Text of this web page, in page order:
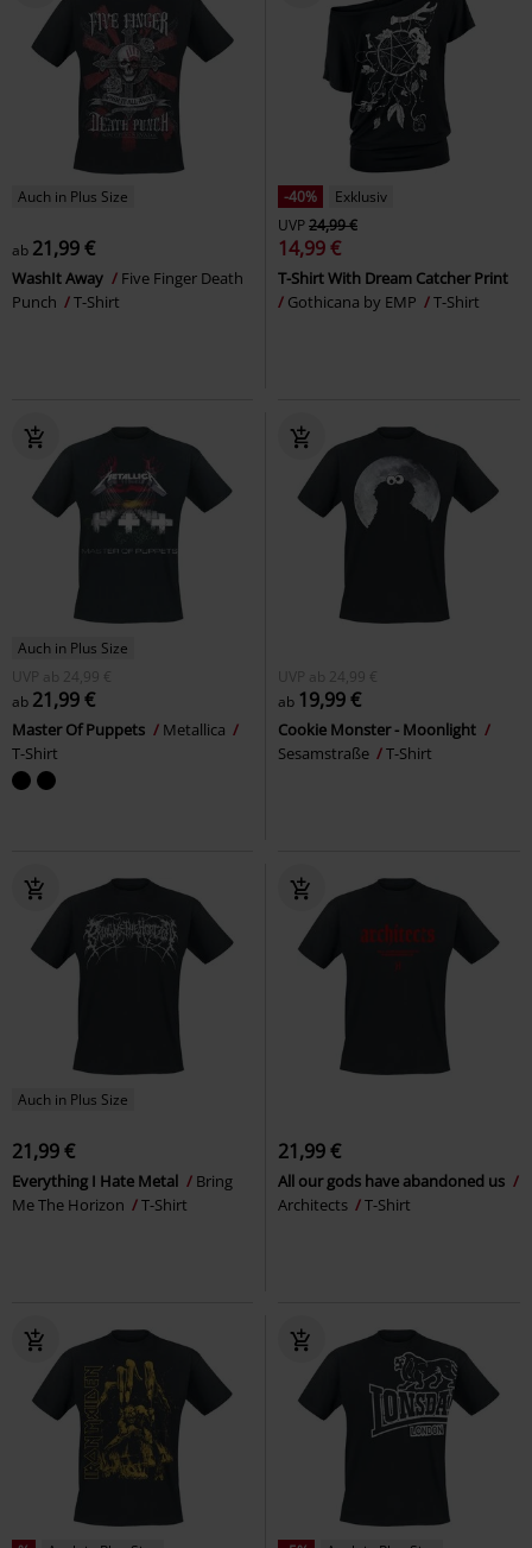
Auch in Plus Size
ab 21,99 €
WashIt Away
Five Finger Death
Punch
T-Shirt
-40%
Exklusiv
UVP24,99 €
14,99 €
T-Shirt With Dream Catcher Print
Gothicana by EMP
T-Shirt
Auch in Plus Size
UVP
ab 24,99 €
ab 21,99 €
Master Of Puppets
Metallica
T-Shirt
UVP ab 24,99 €
ab 19,99 €
Cookie Monster - Moonlight
Sesamstraße
T-Shirt
Auch in Plus Size
21,99 €
Everything I Hate Metal
Bring
Me The Horizon
T-Shirt
21,99 €
All our gods have abandoned us
Architects
T-Shirt